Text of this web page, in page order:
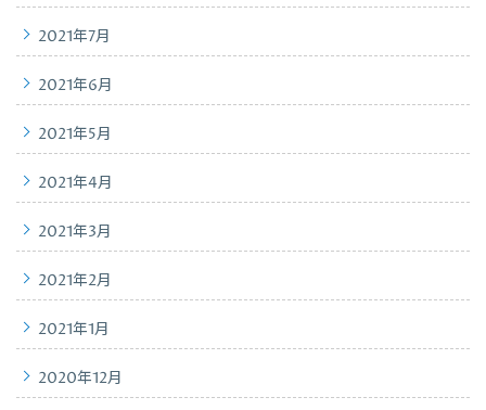
2021年7月
2021年6月
2021年5月
2021年4月
2021年3月
2021年2月
2021年1月
2020年12月